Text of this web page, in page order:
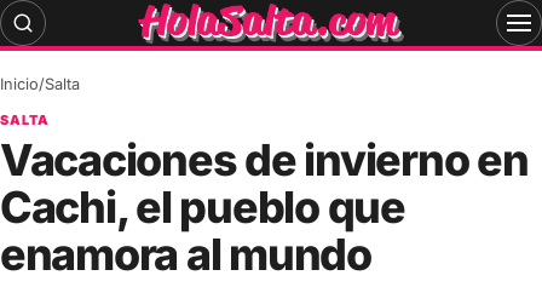
Skip
to
Inicio/Salta
SALTA
Vacaciones de invierno en
Cachi, el pueblo que
enamora al mundo